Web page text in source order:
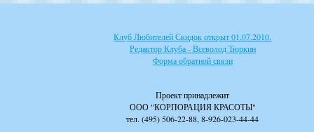
Клуб Любителей Скидок открыт 01.07.2010.
Редактор Клуба - Всеволод Тюркин
Форма обратной связи
Проект принадлежит
ООО "КОРПОРАЦИЯ КРАСОТЫ"
тел. (495) 506-22-88, 8-926-023-44-44